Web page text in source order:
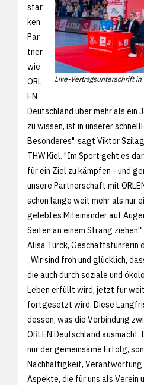
Live-Vertragsunterschrift
star
ken
Par
tner
wie
ORL
EN
Deutschland über mehr als ein
zu wissen, ist in unserer
Besonderes", sagt Viktor
THW Kiel. "Im Sport geht es
für ein Ziel zu kämpfen - und
unsere Partnerschaft mit
schon lange weit mehr als nur
gelebtes Miteinander auf
Seiten an einem Strang ziehen!"
Alisa Türck, Geschäftsführerin
„Wir sind froh und glücklich,
die auch durch soziale und
Leben erfüllt wird, jetzt für
fortgesetzt wird. Diese
dessen, was die Verbindung
ORLEN Deutschland ausmacht.
nur der gemeinsame Erfolg,
Nachhaltigkeit, Verantwortung
Aspekte, die für uns als Verein